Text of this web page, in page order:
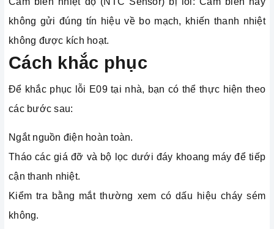
không gửi đúng tín hiệu về bo mạch, khiến thanh nhiệt
không được kích hoạt.
Cách khắc phục
Để khắc phục lỗi E09 tại nhà, bạn có thể thực hiện theo
các bước sau:
Ngắt nguồn điện hoàn toàn.
Tháo các giá đỡ và bộ lọc dưới đáy khoang máy để tiếp
cận thanh nhiệt.
Kiểm tra bằng mắt thường xem có dấu hiệu cháy sém
không.